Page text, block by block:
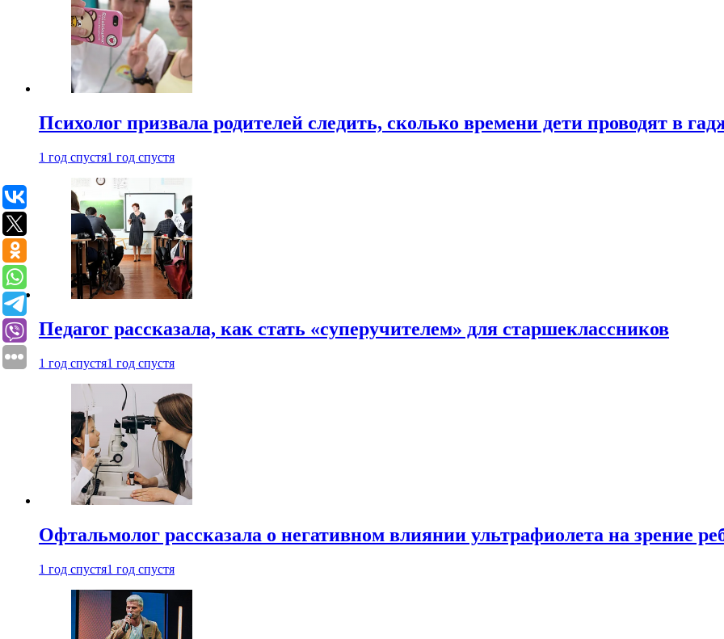
Психолог призвала родителей следить, сколько времени дети проводят в
1 год спустя1 год спустя
Педагог рассказала, как стать «суперучителем» для старшеклассников
1 год спустя1 год спустя
Офтальмолог рассказала о негативном влиянии ультрафиолета на зрение
1 год спустя1 год спустя